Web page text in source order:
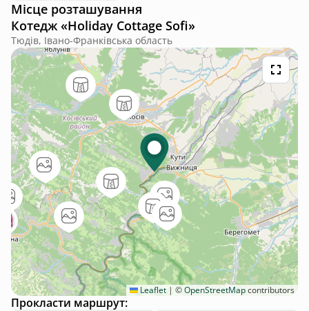
Місце розташування
Котедж «Holiday Cottage Sofi»
Тюдів, Івано-Франківська область
Leaflet | ©OpenStreetMapcontributors
Прокласти маршрут: